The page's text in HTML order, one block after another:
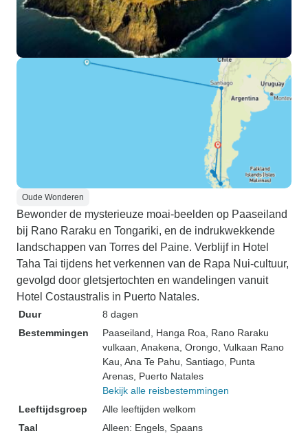
Oude Wonderen
Bewonder de mysterieuze moai-beelden op Paaseiland
bij Rano Raraku en Tongariki, en de indrukwekkende
landschappen van Torres del Paine. Verblijf in Hotel
Taha Tai tijdens het verkennen van de Rapa Nui-cultuur,
gevolgd door gletsjertochten en wandelingen vanuit
Hotel Costaustralis in Puerto Natales.
Duur
8 dagen
Bestemmingen
Paaseiland , Hanga Roa , Rano Raraku
vulkaan , Anakena , Orongo , Vulkaan Rano
Kau , Ana Te Pahu , Santiago , Punta
Arenas , Puerto Natales
Bekijk alle reisbestemmingen
Leeftijdsgroep
Alle leeftijden welkom
Taal
Alleen: Engels, Spaans